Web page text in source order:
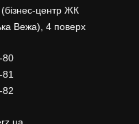
центр ЖК
Вежа), 4 поверх
80
82